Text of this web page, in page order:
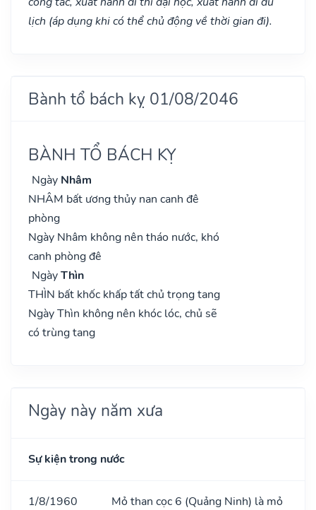
lịch (áp dụng khi có thể chủ động về thời gian đi).
Bành tổ bách kỵ 01/08/2046
BÀNH TỔ BÁCH KỴ
Ngày Nhâm
NHÂM bất ương thủy nan canh đê
phòng
Ngày Nhâm không nên tháo nước, khó
canh phòng đê
NgàyThìn
THÌN bất khốc khấp tất chủ trọng tang
Ngày Thìn không nên khóc lóc, chủ sẽ
có trùng tang
Ngày này năm xưa
Sự kiện trong nước
1/8/1960
Mỏ than cọc 6 (Quảng Ninh) là mỏ